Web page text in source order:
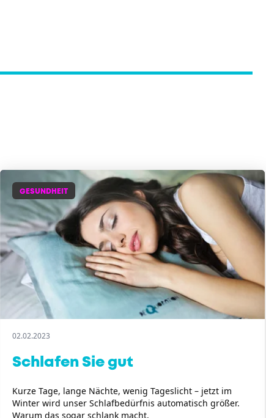
GESUNDHEIT
02.02.2023
Schlafen Sie gut
Kurze Tage, lange Nächte, wenig Tageslicht – jetzt im
Winter wird unser Schlafbedürfnis automatisch größer.
Warum das sogar schlank macht.